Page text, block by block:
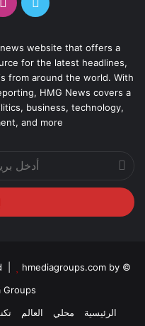
website that offers a
for the latest headlines,
from around the world. With
HMG News covers a
business, technology,
and more.
أدخل
بريدك
الإلكتروني
© Copyright 2026, All Rights Reserved |
hmediagroups.com by
Groups
الرئيسية
محلي العالم